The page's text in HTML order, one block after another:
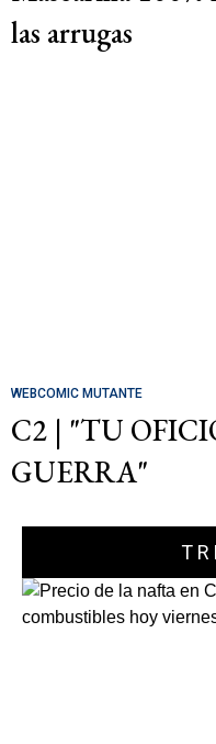
las arrugas
WEBCOMIC MUTANTE
C2 | "TU
GUERRA"